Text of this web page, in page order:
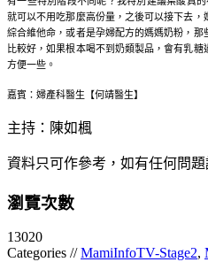
就可以不用吃那麼高份量，之後可以接下去
綜合維他命，或者是孕婦配方的媽媽奶粉，
比較好，如果根本喝不到奶類製品，會有乳
方便一些。
嘉賓：婦產科醫生【何靖醫生】
主持：陳如楓
資料只可作參考，如有任何問
瀏覽次數
13020
Categories //MamiInfoTV-Stage2,